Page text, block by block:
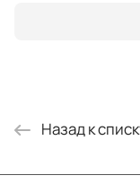
Назад к